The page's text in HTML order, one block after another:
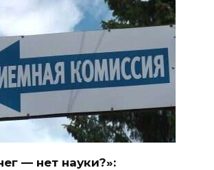
— нет науки?»: